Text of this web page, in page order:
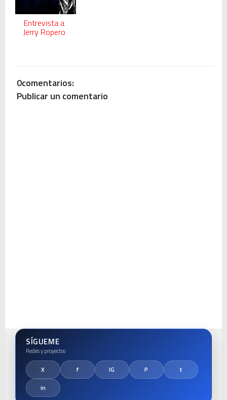
Entrevista a
Jerry Ropero
0comentarios:
Publicar un comentario
SÍGUEME